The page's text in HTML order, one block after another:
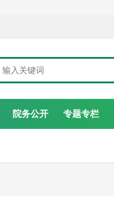
院务公开 专题专栏